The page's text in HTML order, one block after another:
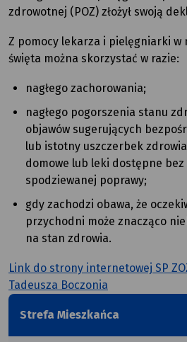
zdrowotnej (POZ) złożył swoją
Z pomocy lekarza i pielęgniarki w
święta można skorzystać w razie:
nagłego zachorowania;
nagłego pogorszenia stanu
objawów sugerujących
lub istotny uszczerbek
domowe lub leki dostępne
spodziewanej poprawy;
gdy zachodzi obawa, że
przychodni może znacząco
na stan zdrowia.
Link do strony internetowej SP
Tadeusza Boczonia
Strefa Mieszkańca